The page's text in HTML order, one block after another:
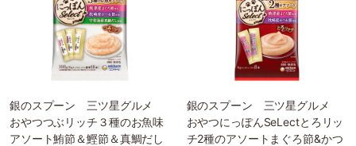
銀のスプーン 三ツ星グルメ
おやつつぶリッチ３種のお魚味
アソート鮪節＆鰹節＆真鯛だし
銀のスプーン 三ツ星グルメ
おやつにっぽんSeLectとろリッ
チ2種のアソートまぐろ節&かつ